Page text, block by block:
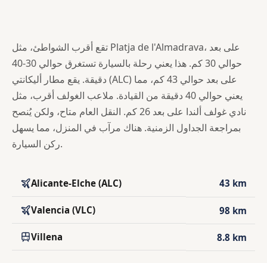
تقع أقرب الشواطئ، مثل Platja de l'Almadrava، على بعد
حوالي 30 كم. هذا يعني رحلة بالسيارة تستغرق حوالي 30-40
دقيقة. يقع مطار أليكانتي (ALC) على بعد حوالي 43 كم، مما
يعني حوالي 40 دقيقة من القيادة. ملاعب الغولف أقرب، مثل
نادي غولف ألندا على بعد 26 كم. النقل العام متاح، ولكن يُنصح
بمراجعة الجداول الزمنية. هناك مرآب في المنزل، مما يسهل
ركن السيارة.
Alicante-Elche (ALC) 43 km
Valencia (VLC) 98 km
Villena 8.8 km